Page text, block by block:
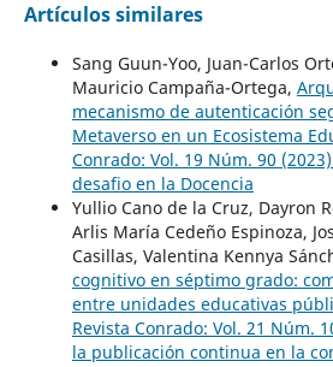
Artículos similares
Sang Guun-Yoo, Juan-Carlos
Mauricio Campaña-Ortega,
mecanismo de autenticación
Metaverso en un Ecosistema
Conrado: Vol. 19 Núm. 90
desafio en la Docencia
Yullio Cano de la Cruz, Dayron
Arlis María Cedeño Espinoza,
Casillas, Valentina Kennya
cognitivo en séptimo grado:
entre unidades educativas
Revista Conrado: Vol. 21 Núm.
la publicación continua en la